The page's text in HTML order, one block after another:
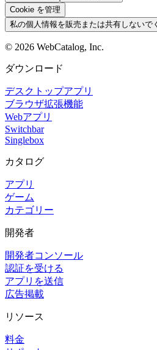
Cookie を管理
私の個人情報を販売または共有しないで
© 2026 WebCatalog, Inc.
ダウンロード
デスクトップアプリ
ブラウザ拡張機能
Webアプリ
Switchbar
Singlebox
カタログ
アプリ
ゲーム
カテゴリー
開発者
開発者コンソール
認証を受ける
アプリを送信
広告掲載
リソース
料金